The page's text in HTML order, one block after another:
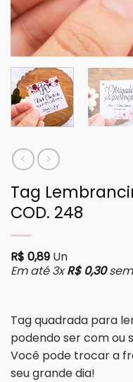
Tag
COD. 248
R$ 0,89 Un
Em até 3xR$0,30
Tag quadrada para
podendo ser com ou
Você pode trocar a
seu grande dia!